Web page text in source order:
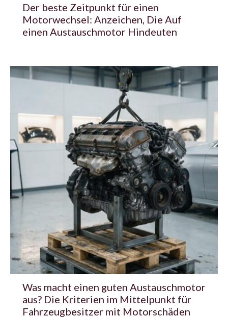
Der beste Zeitpunkt für einen
Motorwechsel: Anzeichen, Die Auf
einen Austauschmotor Hindeuten
Was macht einen guten Austauschmotor
aus? Die Kriterien im Mittelpunkt für
Fahrzeugbesitzer mit Motorschäden